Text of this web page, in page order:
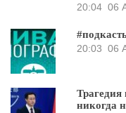
20:04 06
20:03 06
Трагедия
никогда